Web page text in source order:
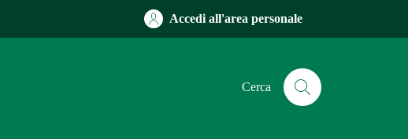
Accedi all'area personale
Cerca